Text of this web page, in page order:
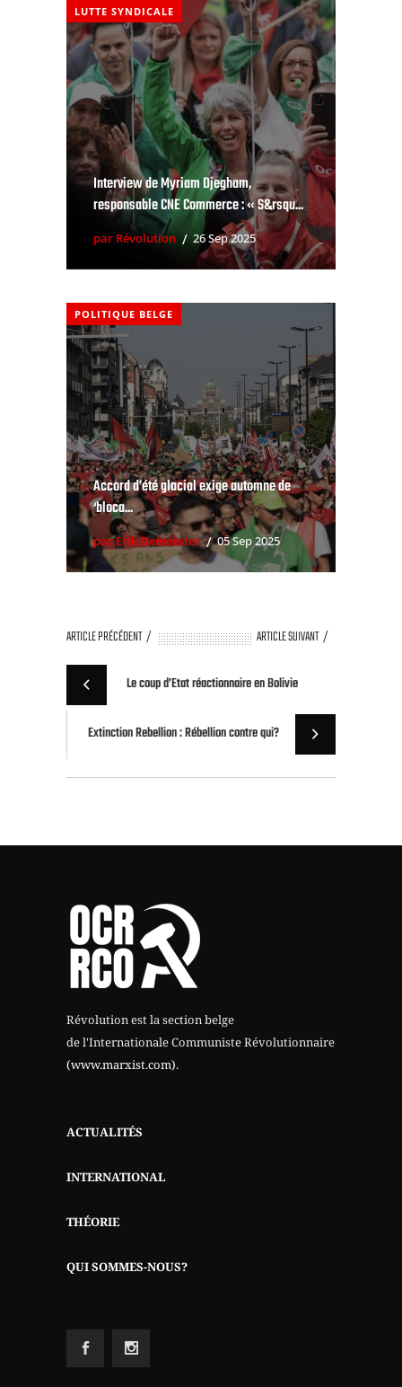
LUTTE SYNDICALE
Interview de Myriam Djegham,
responsable CNE Commerce : « S&rsqu...
par Révolution 26 Sep 2025
POLITIQUE BELGE
Accord d’été glacial exige automne de
‘bloca...
par Erik Demeester 05 Sep 2025
ARTICLE PRÉCÉDENT ARTICLE SUIVANT
Le coup d’Etat réactionnaire en Bolivie
Extinction Rebellion : Rébellion contre qui?
Révolution est la section belge
de l'Internationale Communiste Révolutionnaire
(www.marxist.com).
ACTUALITÉS
INTERNATIONAL
THÉORIE
QUI SOMMES-NOUS?